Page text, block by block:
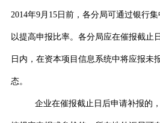
2014年9月 15日前，各分局可通过银行集
以提高申报比率。各分局应在催报截止
日内，在资本项目信息系统中将应报未
态。
企业在催报截止日后申请补报的